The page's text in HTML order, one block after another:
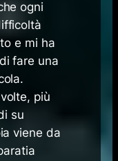
ogni
e mi ha
fare una
più
su
viene da